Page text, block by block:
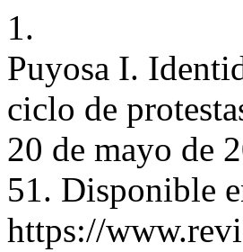
1.
Puyosa I.
ciclo de
20 de mayo de
51. Disponible
https://